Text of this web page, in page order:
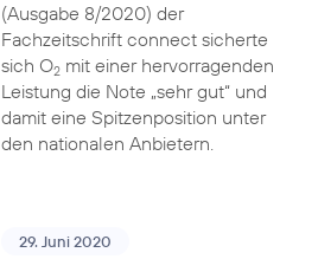
(Ausgabe 8/2020) der
Fachzeitschrift connect sicherte
sich O2mit einer hervorragenden
Leistung die Note „sehr gut“ und
damit eine Spitzenposition unter
den nationalen Anbietern.
29. Juni 2020